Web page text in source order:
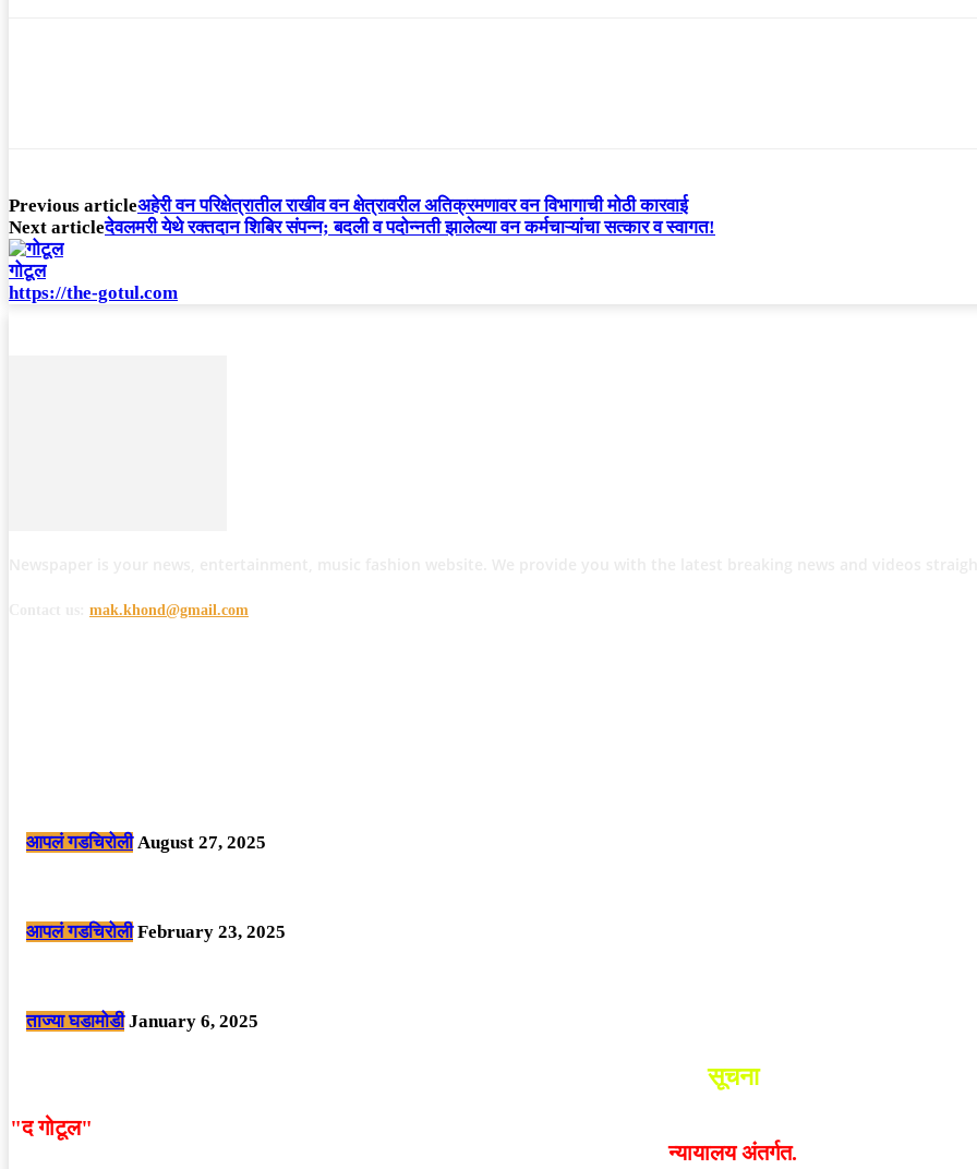
Previous articleअहेरी वन परिक्षेत्रातील राखीव वन क्षेत्रावरील अतिक्रमणावर वन विभागाची मोठी कारवाई
Next articleदेवलमरी येथे रक्तदान शिबिर संपन्न; बदली व पदोन्नती झालेल्या वन कर्मचाऱ्यांचा सत्कार व स्वागत!
गोटूल
https://the-gotul.com
mak.khond@gmail.com
आपलं गडचिरोली August 27, 2025
आपलं गडचिरोली February 23, 2025
ताज्या घडामोडी January 6, 2025
सूचना
"द गोटूल"
न्यायालय अंतर्गत.